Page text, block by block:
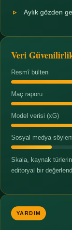
Aylık gözden
Veri
Resmî bülten
Maç raporu
Model verisi (xG)
Sosyal medya
Skala, kaynak
editoryal bir
YARDIM